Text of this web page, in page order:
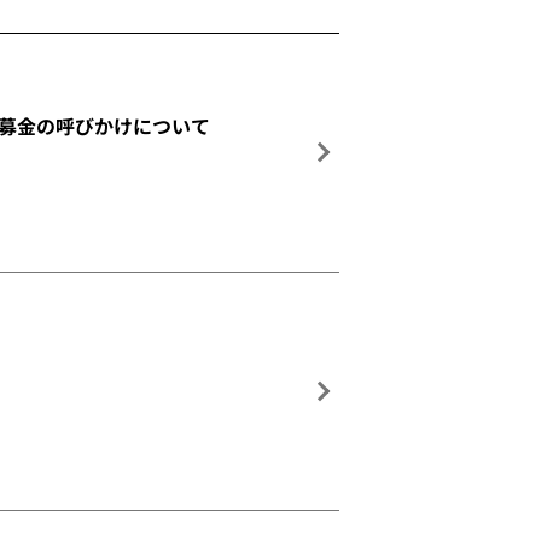
金の呼びかけについて